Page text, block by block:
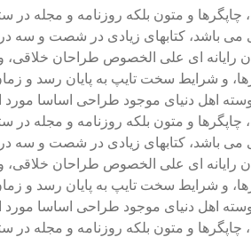
و متون بلکه روزنامه و مجله در
می باشد، کتابهای زیادی در شصت و
رایانه ای علی الخصوص طراحان خلاقی،
و شرایط سخت تایپ به پایان رسد و
و متون بلکه روزنامه و مجله در
می باشد، کتابهای زیادی در شصت و
رایانه ای علی الخصوص طراحان خلاقی،
و شرایط سخت تایپ به پایان رسد و
و متون بلکه روزنامه و مجله در